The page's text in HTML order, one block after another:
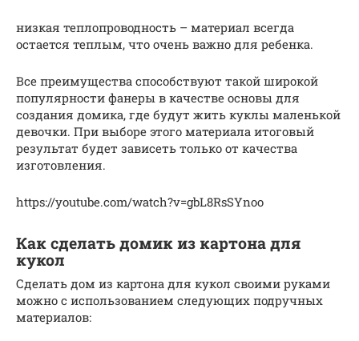
низкая теплопроводность – материал всегда
остается теплым, что очень важно для ребенка.
Все преимущества способствуют такой широкой
популярности фанеры в качестве основы для
создания домика, где будут жить куклы маленькой
девочки. При выборе этого материала итоговый
результат будет зависеть только от качества
изготовления.
https://youtube.com/watch?v=gbL8RsSYnoo
Как сделать домик из картона для
кукол
Сделать дом из картона для кукол своими руками
можно с использованием следующих подручных
материалов: